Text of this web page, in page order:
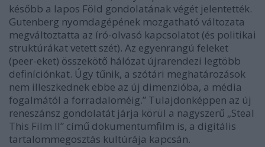
később a lapos Föld gondolatának végét jelentették.
Gutenberg nyomdagépének mozgatható változata
megváltoztatta az író-olvasó kapcsolatot (és politikai
struktúrákat vetett szét). Az egyenrangú feleket
(peer-eket) összekötő hálózat újrarendezi legtöbb
definíciónkat. Úgy tűnik, a szótári meghatározások
nem illeszkednek ebbe az új dimenzióba, a média
fogalmától a forradaloméig.” Tulajdonképpen az új
reneszánsz gondolatát járja körül a nagyszerű „Steal
This Film II” című dokumentumfilm is, a digitális
tartalommegosztás kultúrája kapcsán.